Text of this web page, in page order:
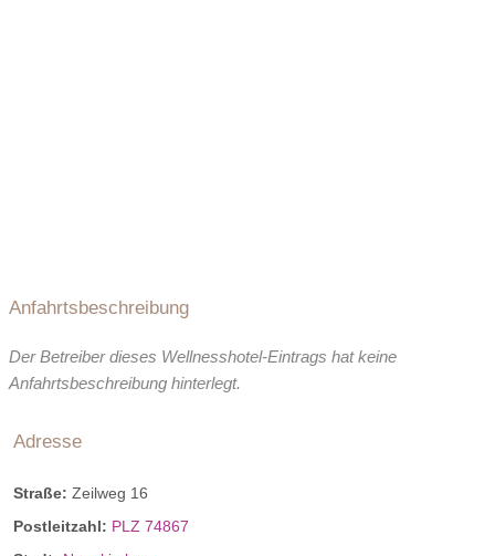
Anfahrtsbeschreibung
Der Betreiber dieses Wellnesshotel-Eintrags hat keine
Anfahrtsbeschreibung hinterlegt.
Adresse
Straße: Zeilweg 16
Postleitzahl: PLZ 74867